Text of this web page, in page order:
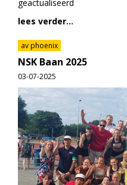
geactualiseerd
lees verder...
av phoenix
NSK Baan 2025
03-07-2025